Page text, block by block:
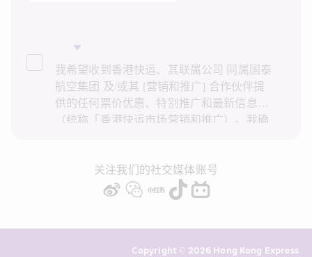
我希望收到香港快运、其联属公司 同属国泰
航空集团 及/或其 [营销和推广] 合作伙伴提
供的任何票价优惠、特别推广和最新信息
（统称「香港快运市场营销和推广）。我确
务历史记录进行直接市场营销和推广。我知
悉在未经我的同意下，香港快运不会使用我
的个人资料作直接营销和推广用途。详情请
关注我们的社交媒体账号
Copyright © 2026 Hong Kong Express